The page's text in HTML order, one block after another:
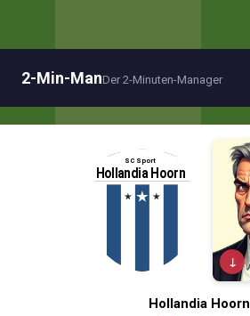
2-Min-ManDer 2-Minuten-Manager
↓
Hollandia Hoorn